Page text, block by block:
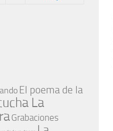
El poema de la
La
Grabaciones